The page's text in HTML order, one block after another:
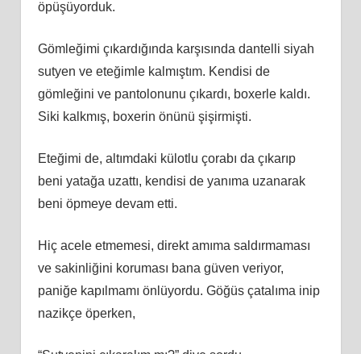
öpüşüyorduk.
Gömleğimi çıkardığında karşısında dantelli siyah
sutyen ve eteğimle kalmıştım. Kendisi de
gömleğini ve pantolonunu çıkardı, boxerle kaldı.
Siki kalkmış, boxerin önünü şişirmişti.
Eteğimi de, altımdaki külotlu çorabı da çıkarıp
beni yatağa uzattı, kendisi de yanıma uzanarak
beni öpmeye devam etti.
Hiç acele etmemesi, direkt amıma saldırmaması
ve sakinliğini koruması bana güven veriyor,
paniğe kapılmamı önlüyordu. Göğüs çatalıma inip
nazikçe öperken,